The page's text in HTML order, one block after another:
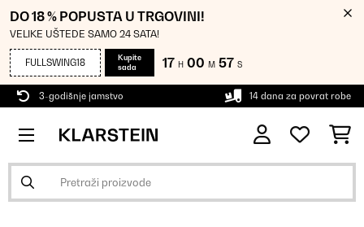
DO 18 % POPUSTA U TRGOVINI!
VELIKE UŠTEDE SAMO 24 SATA!
FULLSWING18
Kupite
sada
17 H 00 M 56 S
3-godišnje jamstvo 14 dana za povrat robe